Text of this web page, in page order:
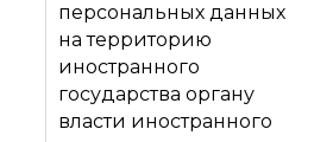
персональных данных
на территорию
иностранного
государства органу
власти иностранного